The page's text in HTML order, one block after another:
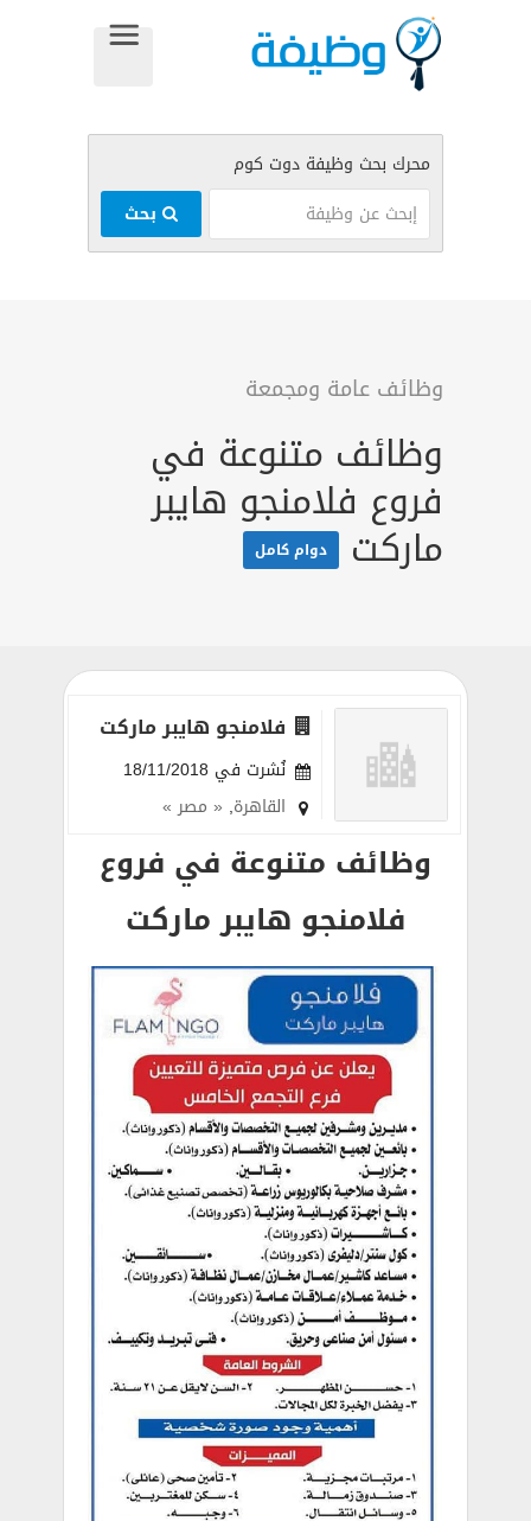
وظائف عامة ومجمعة
وظائف متنوعة في
فروع فلامنجو هايبر
ماركت دوام كامل
فلامنجو هايبر ماركت
نُشرت في 18/11/2018
القاهرة, « مصر »
وظائف متنوعة في فروع
فلامنجو هايبر ماركت